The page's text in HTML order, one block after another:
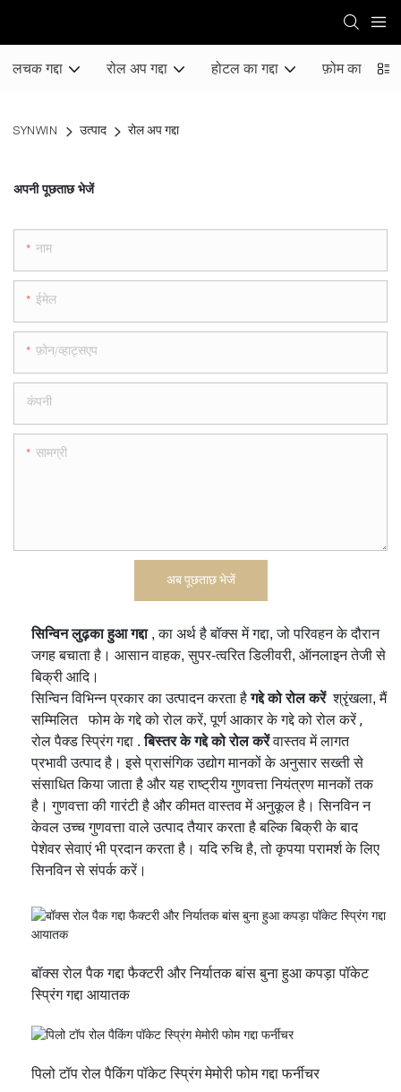
लचक गद्दा रोल अप गद्दा होटल का गद्दा फ़ोम का गद्दा
SYNWIN उत्पाद रोल अप गद्दा
अपनी पूछताछ भेजें
नाम
ईमेल
फ़ोन/व्हाट्सएप
कंपनी
सामग्री
अब पूछताछ भेजें
सिन्विन लुढ़का हुआ गद्दा , का अर्थ है बॉक्स में गद्दा, जो परिवहन के दौरान
जगह बचाता है। आसान वाहक, सुपर-त्वरित डिलीवरी, ऑनलाइन तेजी से
बिक्री आदि।
सिन्विन विभिन्न प्रकार का उत्पादन करता हैगद्दे को रोल करें श्रृंखला, मैं
सम्मिलित फोम के गद्दे को रोल करें, पूर्ण आकार के गद्दे को रोल करें ,
रोल पैक्ड स्प्रिंग गद्दा .बिस्तर के गद्दे को रोल करेंवास्तव में लागत
प्रभावी उत्पाद है। इसे प्रासंगिक उद्योग मानकों के अनुसार सख्ती से
संसाधित किया जाता है और यह राष्ट्रीय गुणवत्ता नियंत्रण मानकों तक
है। गुणवत्ता की गारंटी है और कीमत वास्तव में अनुकूल है। सिनविन न
केवल उच्च गुणवत्ता वाले उत्पाद तैयार करता है बल्कि बिक्री के बाद
पेशेवर सेवाएं भी प्रदान करता है। यदि रुचि है, तो कृपया परामर्श के लिए
सिनविन से संपर्क करें।
बॉक्स रोल पैक गद्दा फैक्टरी और निर्यातक बांस बुना हुआ कपड़ा पॉकेट
स्प्रिंग गद्दा आयातक
पिलो टॉप रोल पैकिंग पॉकेट स्प्रिंग मेमोरी फोम गद्दा फर्नीचर